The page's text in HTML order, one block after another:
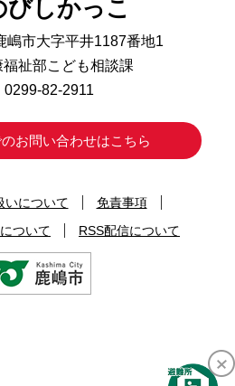
びしかっこ
市大字平井1187番地1
福祉部こども相談課
0299-82-2911
のお問い合わせはこちら
いについて
免責事項
ついて
RSS配信について